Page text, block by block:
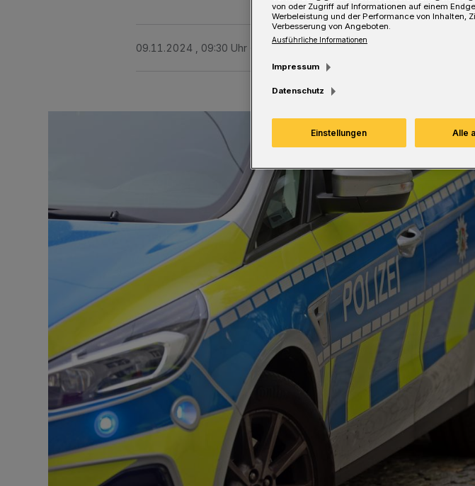
09.11.2024 , 09:30 Uhr Eine Minute Lesezeit
von oder Zugriff auf Informationen auf einem
Werbeleistung und der Performance von Inhalten,
Verbesserung von Angeboten.
Ausführliche Informationen
Impressum
Datenschutz
Einstellungen Alle